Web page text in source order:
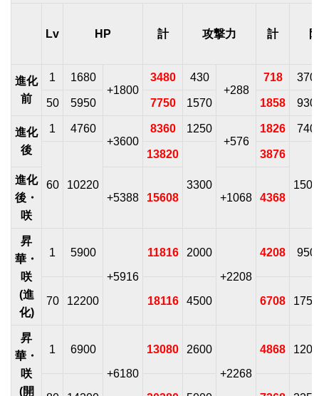
Lv HP 計 攻撃力 計
進化
前
1
1680
+1800
3480
430
+288
718 370
50 5950 7750 1570 1858 930
進化
後
1
4760
+3600
8360
1250
+576
1826 740
60 10220
13820
3300
3876
1500
進化
後・
咲
+5388 15608 +1068 4368
昇
華・
咲
(進
化)
1
5900
+5916
11816
2000
+2208
4208 950
70 12200 18116 4500 6708 1750
昇
華・
咲
(開
1
6900
+6180
13080
2600
+2268
4868 1200